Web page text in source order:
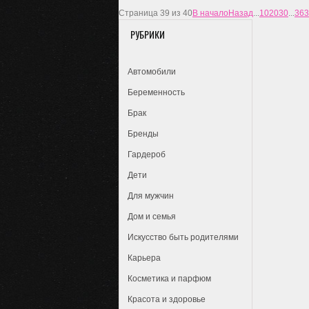
Страница 39 из 40 В началоНазад...102030...36
РУБРИКИ
Автомобили
Беременность
Брак
Бренды
Гардероб
Дети
Для мужчин
Дом и семья
Искусство быть родителями
Карьера
Косметика и парфюм
Красота и здоровье